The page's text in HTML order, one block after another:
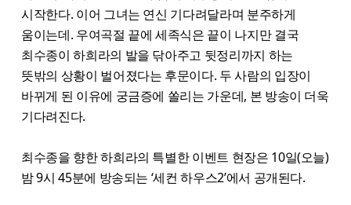
시작한다. 이어 그녀는 연신 기다려달라며 분주하게
움이는데. 우여곡절 끝에 세족식은 끝이 나지만 결국
최수종이 하희라의 발을 닦아주고 뒷정리까지 하는
뜻밖의 상황이 벌어졌다는 후문이다. 두 사람의 입장이
바뀌게 된 이유에 궁금증에 쏠리는 가운데, 본 방송이 더욱
기다려진다.
최수종을 향한 하희라의 특별한 이벤트 현장은 10일(오늘)
밤 9시 45분에 방송되는 ‘세컨 하우스2’에서 공개된다.